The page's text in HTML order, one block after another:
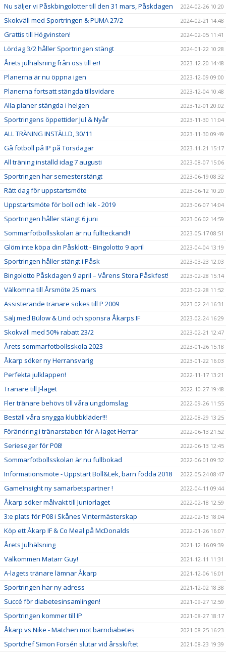
Nu säljer vi Påskbingolotter till den 31 mars, Påskdagen 2024-02-26 10:20
Skokväll med Sportringen & PUMA 27/2 2024-02-21 14:48
Grattis till Högvinsten! 2024-02-05 11:41
Lördag 3/2 håller Sportringen stängt 2024-01-22 10:28
Årets julhälsning från oss till er! 2023-12-20 14:48
Planerna är nu öppna igen 2023-12-09 09:00
Planerna fortsatt stängda tillsvidare 2023-12-04 10:48
Alla planer stängda i helgen 2023-12-01 20:02
Sportringens öppettider Jul & Nyår 2023-11-30 11:04
ALL TRÄNING INSTÄLLD, 30/11 2023-11-30 09:49
Gå fotboll på IP på Torsdagar 2023-11-21 15:17
All träning inställd idag 7 augusti 2023-08-07 15:06
Sportringen har semesterstängt 2023-06-19 08:32
Rätt dag för uppstartsmöte 2023-06-12 10:20
Uppstartsmöte för boll och lek - 2019 2023-06-07 14:04
Sportringen håller stängt 6 juni 2023-06-02 14:59
Sommarfotbollsskolan är nu fullteckand!! 2023-05-17 08:51
Glöm inte köpa din Påsklott - Bingolotto 9 april 2023-04-04 13:19
Sportringen håller stängt i Påsk 2023-03-23 12:03
Bingolotto Påskdagen 9 april – Vårens Stora Påskfest! 2023-02-28 15:14
Välkomna till Årsmöte 25 mars 2023-02-28 11:52
Assisterande tränare sökes till P 2009 2023-02-24 16:31
Sälj med Bülow & Lind och sponsra Åkarps IF 2023-02-24 16:29
Skokväll med 50% rabatt 23/2 2023-02-21 12:47
Årets sommarfotbollsskola 2023 2023-01-26 15:18
Åkarp söker ny Herransvarig 2023-01-22 16:03
Perfekta julklappen! 2022-11-17 13:21
Tränare till J-laget 2022-10-27 19:48
Fler tränare behövs till våra ungdomslag 2022-09-26 11:55
Beställ våra snygga klubbkläder!!! 2022-08-29 13:25
Förändring i tränarstaben för A-laget Herrar 2022-06-13 21:52
Serieseger för P08! 2022-06-13 12:45
Sommarfotbollsskolan är nu fullbokad 2022-06-01 09:32
Informationsmöte - Uppstart Boll&Lek, barn födda 2018 2022-05-24 08:47
GameInsight ny samarbetspartner ! 2022-04-11 09:44
Åkarp söker målvakt till Juniorlaget 2022-02-18 12:59
3:e plats för P08 i Skånes Vintermästerskap 2022-02-13 18:04
Köp ett Åkarp IF & Co Meal på McDonalds 2022-01-26 16:07
Årets Julhälsning 2021-12-16 09:39
Välkommen Matarr Guy! 2021-12-11 11:31
A-lagets tränare lämnar Åkarp 2021-12-06 16:01
Sportringen har ny adress 2021-12-02 18:38
Succé för diabetesinsamlingen! 2021-09-27 12:59
Sportringen kommer till IP 2021-08-27 18:17
Åkarp vs Nike - Matchen mot barndiabetes 2021-08-25 16:23
Sportchef Simon Forsén slutar vid årsskiftet 2021-08-23 19:39